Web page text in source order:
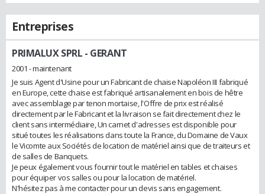
Entreprises
PRIMALUX SPRL - GERANT
2001 - maintenant
Je suis Agent d'Usine pour un Fabricant de chaise Napoléon III fabriqué
en Europe, cette chaise est fabriqué artisanalement en bois de hêtre
avec assemblage par tenon mortaise, l'Offre de prix est réalisé
directement par le Fabricant et la livraison se fait directement chez le
client sans intermédiaire, Un carnet d'adresses est disponible pour
situé toutes les réalisations dans toute la France, du Domaine de Vaux
le Vicomte aux Sociétés de location de matériel ainsi que de traiteurs et
de salles de Banquets.
Je peux également vous fournir tout le matériel en tables et chaises
pour équiper vos salles ou pour la location de matériel.
N'hésitez pas à me contacter pour un devis sans engagement.